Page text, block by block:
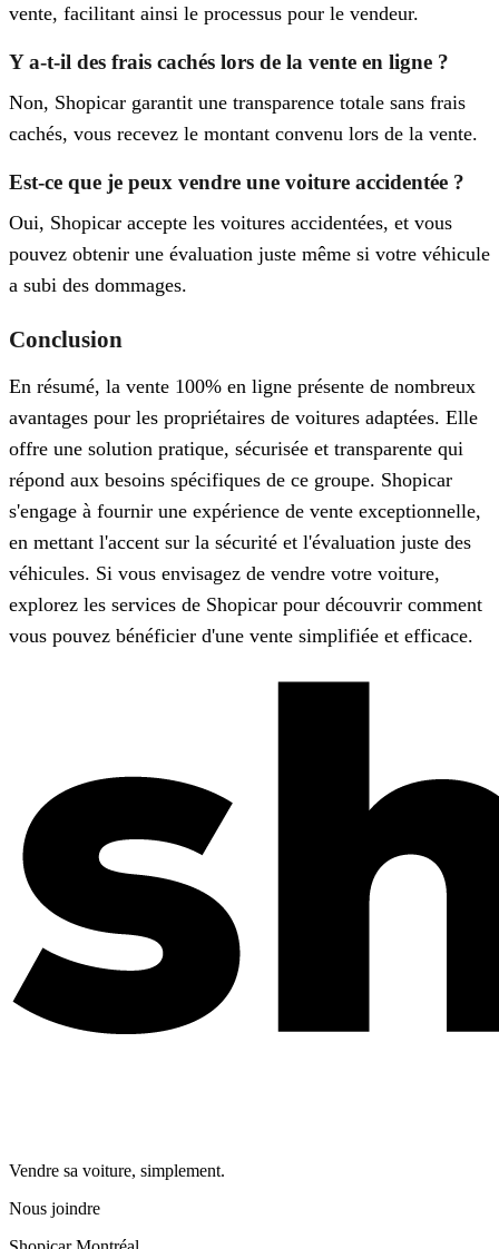
vente, facilitant ainsi le processus pour le vendeur.
Y a-t-il des frais cachés lors de la vente en ligne ?
Non, Shopicar garantit une transparence totale sans frais
cachés, vous recevez le montant convenu lors de la vente.
Est-ce que je peux vendre une voiture accidentée ?
Oui, Shopicar accepte les voitures accidentées, et vous
pouvez obtenir une évaluation juste même si votre véhicule
a subi des dommages.
Conclusion
En résumé, la vente 100% en ligne présente de nombreux
avantages pour les propriétaires de voitures adaptées. Elle
offre une solution pratique, sécurisée et transparente qui
répond aux besoins spécifiques de ce groupe. Shopicar
s'engage à fournir une expérience de vente exceptionnelle,
en mettant l'accent sur la sécurité et l'évaluation juste des
véhicules. Si vous envisagez de vendre votre voiture,
explorez les services de Shopicar pour découvrir comment
vous pouvez bénéficier d'une vente simplifiée et efficace.
Vendre sa voiture, simplement.
Nous joindre